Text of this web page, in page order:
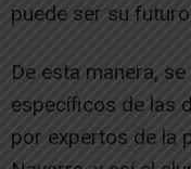
puede ser su
De esta manera,
específicos de las
por expertos de la